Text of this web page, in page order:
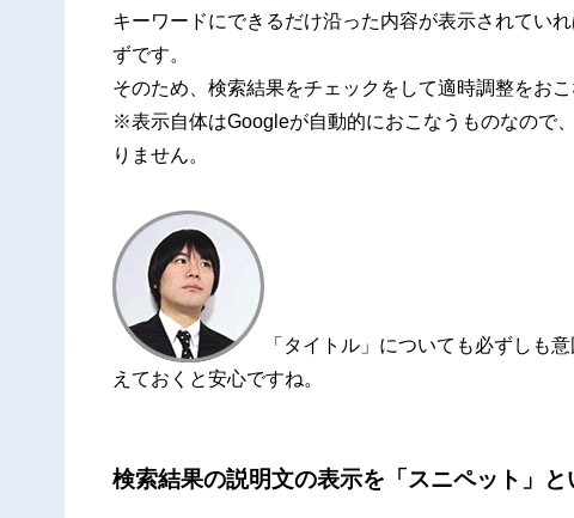
キーワードにできるだけ沿った内容が表示されてい
ずです。
そのため、検索結果をチェックをして適時調整をお
※表示自体はGoogleが自動的におこなうものなので
りません。
「タイトル」についても必ずしも
えておくと安心ですね。
検索結果の説明文の表示を「スニペット」と